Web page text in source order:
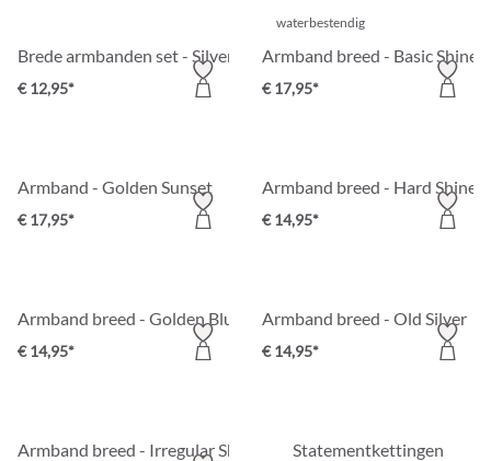
Brede armbanden set - Silver Essentials
€ 12,95*
waterbestendig
Armband breed - Basic Shine
€ 17,95*
Armband - Golden Sunset
€ 17,95*
Armband breed - Hard Shine
€ 14,95*
Armband breed - Golden Blue
€ 14,95*
Armband breed - Old Silver
€ 14,95*
Armband breed - Irregular Shape Statementkettingen